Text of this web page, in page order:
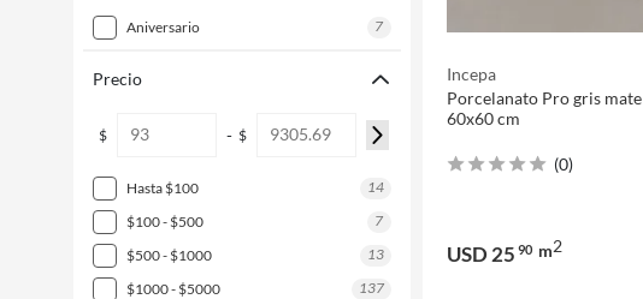
aniversario 7
Precio
$ - $
hasta $100
14
$100 - $500
7
$500 - $1000
13
$1000 - $5000
137
Incepa
Porcelanato Pro gris mate
60x60 cm
(0)
USD 25 90 m2